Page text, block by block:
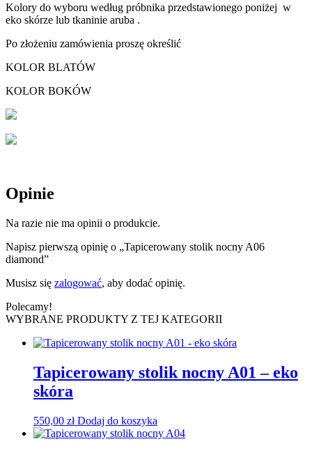
Kolory do wyboru według próbnika przedstawionego poniżej w
eko skórze lub tkaninie aruba .
Po złożeniu zamówienia proszę określić
KOLOR BLATÓW
KOLOR BOKÓW
Opinie
Na razie nie ma opinii o produkcie.
Napisz pierwszą opinię o „Tapicerowany stolik nocny A06
diamond”
Musisz się zalogować, aby dodać opinię.
Polecamy!
WYBRANE PRODUKTY Z TEJ KATEGORII
Tapicerowany stolik nocny A01 – eko
skóra
550,00 zł Dodaj do koszyka